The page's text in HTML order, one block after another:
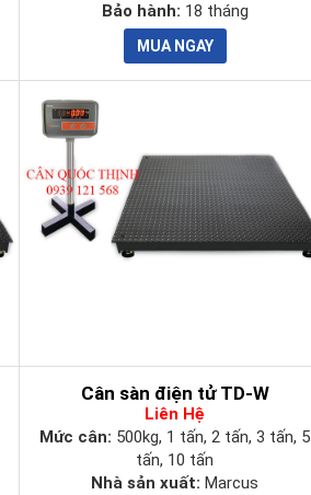
Bảo hành: 18 tháng
Cân sàn điện tử TD-W
Liên Hệ
Mức cân: 500kg, 1 tấn, 2 tấn, 3 tấn, 5
tấn, 10 tấn
Nhà sản xuất: Marcus